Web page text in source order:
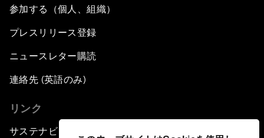
参加する（個人、組織）
プレスリリース登録
ニュースレター購読
連絡先 (英語のみ)
リンク
サステナビリティへの取り組み